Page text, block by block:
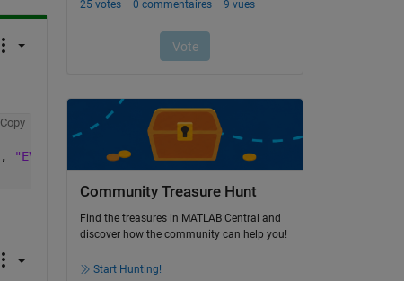
Copy
, "EV" "PBuild"
Community Treasure Hunt
Find the treasures in MATLAB Central and
discover how the community can help you!
Start Hunting!